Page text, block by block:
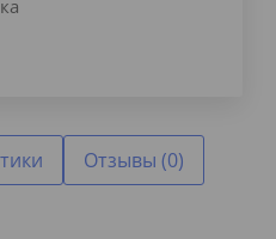
Отзывы (0)